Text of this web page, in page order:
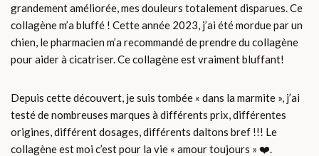
grandement améliorée, mes douleurs totalement disparues. Ce
collagène m’a bluffé ! Cette année 2023, j’ai été mordue par un
chien, le pharmacien m’a recommandé de prendre du collagène
pour aider à cicatriser. Ce collagène est vraiment bluffant!
Depuis cette découvert, je suis tombée « dans la marmite », j’ai
testé de nombreuses marques à différents prix, différentes
origines, différent dosages, différents daltons bref !!! Le
collagène est moi c’est pour la vie « amour toujours » ❤️.